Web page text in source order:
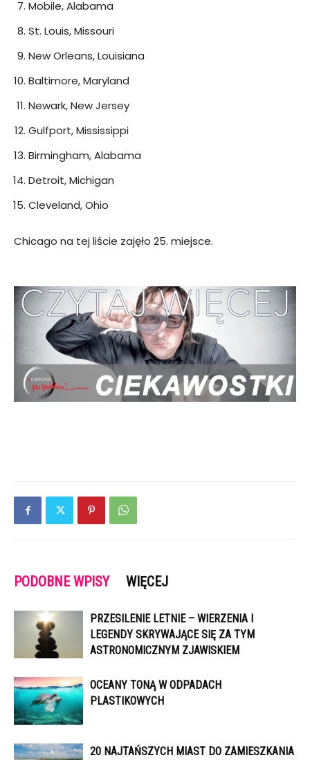
Mobile, Alabama
St. Louis, Missouri
New Orleans, Louisiana
Baltimore, Maryland
Newark, New Jersey
Gulfport, Mississippi
Birmingham, Alabama
Detroit, Michigan
Cleveland, Ohio
Chicago na tej liście zajęło 25. miejsce.
PODOBNE WPISY WIĘCEJ
PRZESILENIE LETNIE – WIERZENIA I
LEGENDY SKRYWAJĄCE SIĘ ZA TYM
ASTRONOMICZNYM ZJAWISKIEM
OCEANY TONĄ W ODPADACH
PLASTIKOWYCH
20 NAJTAŃSZYCH MIAST DO ZAMIESZKANIA